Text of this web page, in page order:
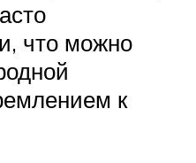
что можно
к